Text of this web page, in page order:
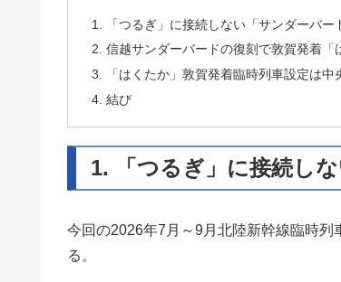
1. 「つるぎ」に接続しない「サンダーバー
2. 信越サンダーバードの復刻で敦賀発着「
3. 「はくたか」敦賀発着臨時列車設定は中
4. 結び
1. 「つるぎ」に接続し
今回の2026年7月～9月北陸新幹線臨時
る。